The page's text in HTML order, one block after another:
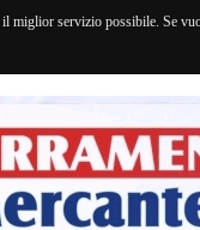
servizio possibile. Se